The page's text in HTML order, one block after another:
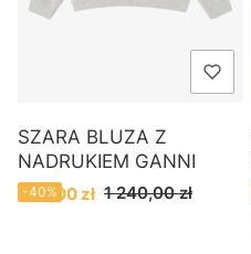
SZARA BLUZA Z
NADRUKIEM GANNI
Cena promocyjna
750,00 zł 1 240,00 zł
-40%